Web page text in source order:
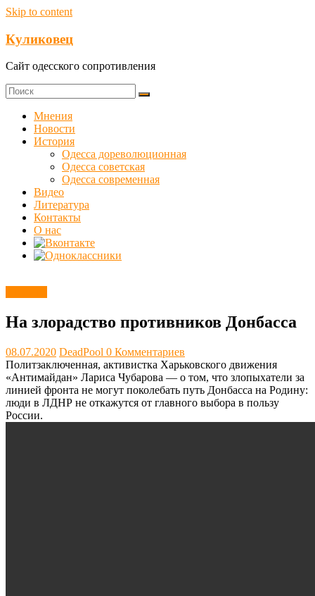
Skip to content
Куликовец
Сайт одесского сопротивления
Мнения
Новости
История
Одесса дореволюционная
Одесса советская
Одесса современная
Видео
Литература
Контакты
О нас
На злорадство противников Донбасса
08.07.2020 DeadPool 0 Комментариев
Политзаключенная, активистка Харьковского движения
«Антимайдан» Лариса Чубарова — о том, что злопыхатели за
линией фронта не могут поколебать путь Донбасса на Родину:
люди в ЛДНР не откажутся от главного выбора в пользу
России.